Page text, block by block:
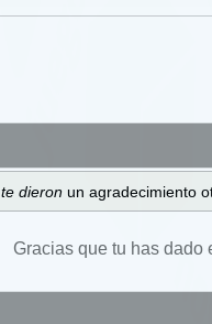
te dieron un agradecimiento
Gracias que tu has dado